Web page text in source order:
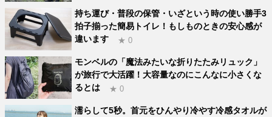
持ち運び・普段の保管・いざという時の使い勝手3
拍子揃った簡易トイレ！もしものときの安心感が
違います
★ 0
モンベルの「魔法みたいな折りたたみリュック」
が旅行で大活躍！大容量なのにこんなに小さくな
るとは
★ 0
濡らして5秒。首元をひんやり冷やす冷感タオルが